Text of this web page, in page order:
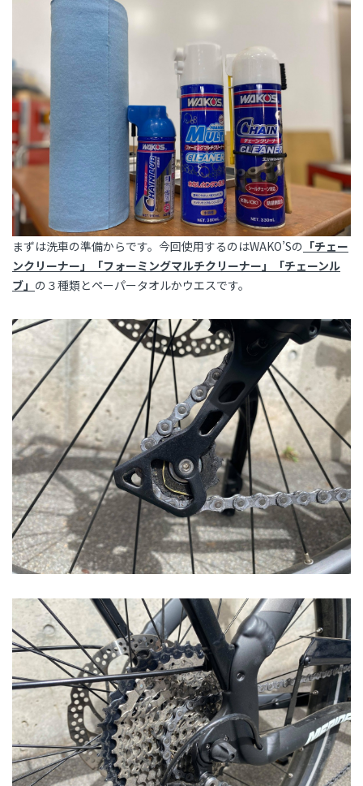
まずは洗車の準備からです。今回使用するのはWAKO’Sの 「チェー
ンクリーナー」「フォーミングマルチクリーナー」「チェーンル
ブ」 の３種類とペーパータオルかウエスです。